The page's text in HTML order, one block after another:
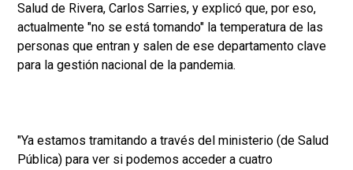
Salud de Rivera, Carlos Sarries, y explicó que, por eso,
actualmente "no se está tomando" la temperatura de las
personas que entran y salen de ese departamento clave
para la gestión nacional de la pandemia.
"Ya estamos tramitando a través del ministerio (de Salud
Pública) para ver si podemos acceder a cuatro